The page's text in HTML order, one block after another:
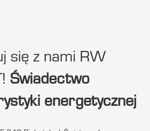
się z nami RW
Świadectwo
energetycznej